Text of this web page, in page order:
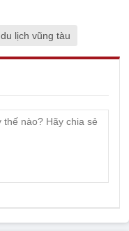
du lịch vũng tàu